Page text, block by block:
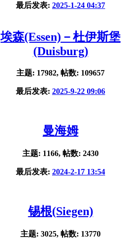
最后发表: 2025-1-24 04:37
埃森(Essen)－杜伊斯堡
(Duisburg)
主题: 17982, 帖数: 109657
最后发表: 2025-9-22 09:06
曼海姆
主题: 1166, 帖数: 2430
最后发表: 2024-2-17 13:54
锡根(Siegen)
主题: 3025, 帖数: 13770